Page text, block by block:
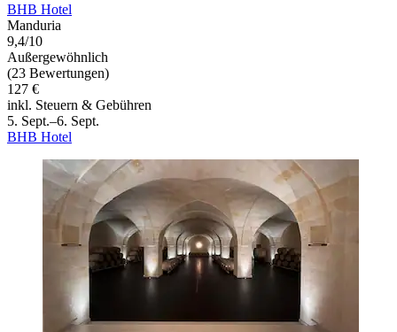
BHB Hotel
Manduria
9,4/10
Außergewöhnlich
(23 Bewertungen)
127 €
inkl. Steuern & Gebühren
5. Sept.–6. Sept.
BHB Hotel